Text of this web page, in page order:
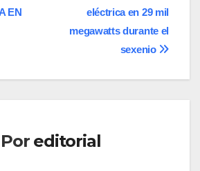
eléctrica en 29 mil
megawatts durante el
sexenio
EN
Por editorial